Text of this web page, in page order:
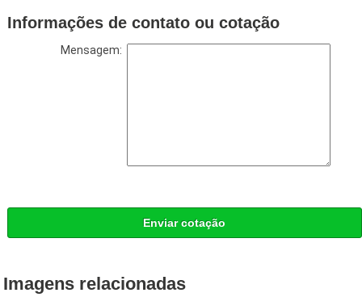
Informações de contato ou cotação
Mensagem:
Enviar cotação
Imagens relacionadas